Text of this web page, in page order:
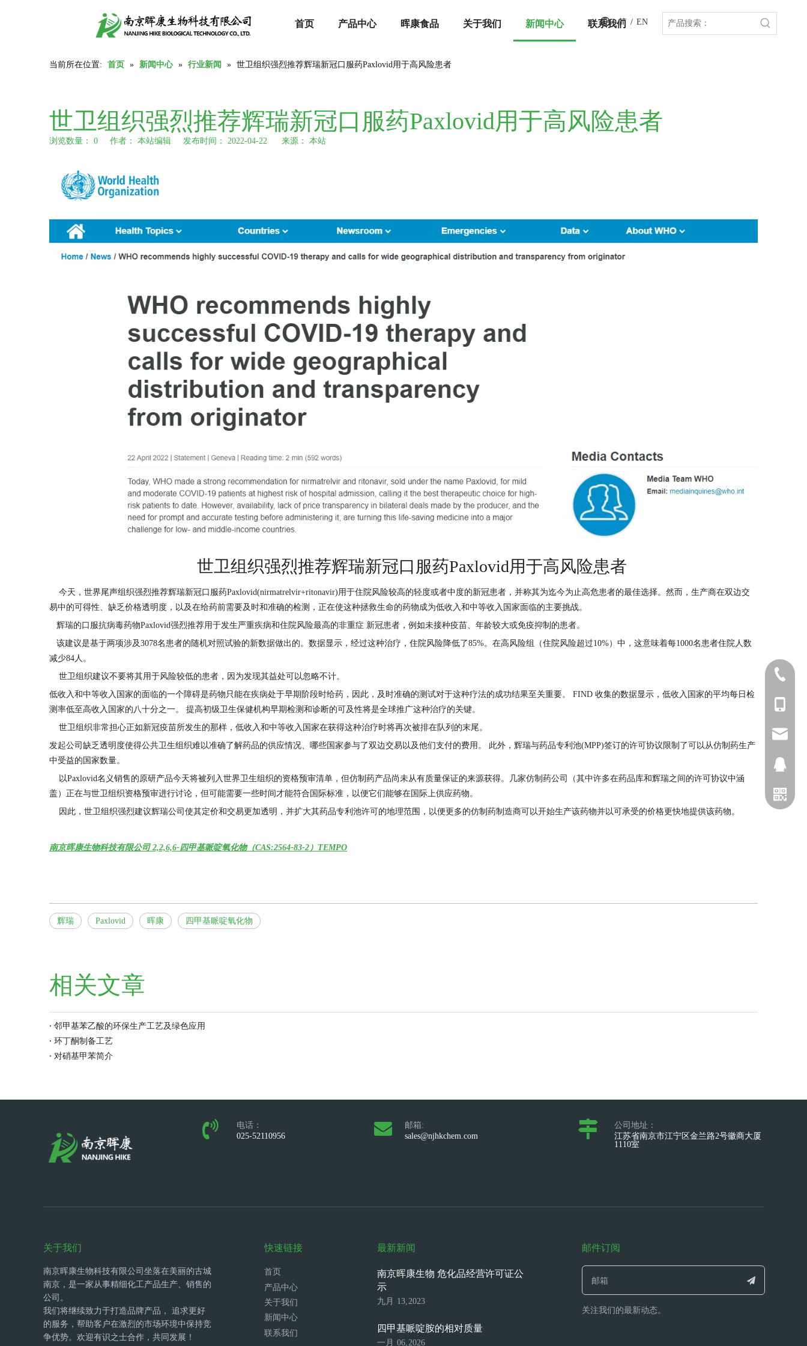
首页 产品中心 晖康食品 关于我们 新闻中心 联系我们
简 / EN
当前所在位置: 首页 » 新闻中心 » 行业新闻 » 世卫组织强烈推荐辉瑞新冠口服药Paxlovid用于高风险患者
世卫组织强烈推荐辉瑞新冠口服药Paxlovid用于高风险患者
浏览数量： 0 作者： 本站编辑 发布时间： 2022-04-22 来源： 本站
世卫组织强烈推荐辉瑞新冠口服药Paxlovid用于高风险患者
今天，世界尾声组织强烈推荐辉瑞新冠口服药Paxlovid(nirmatrelvir+ritonavir)用于住院风险较高的轻度或者中度的新冠患者，并称其为迄今为止高危患者的最佳选择。然而，生产商在双边交
易中的可得性、缺乏价格透明度，以及在给药前需要及时和准确的检测，正在使这种拯救生命的药物成为低收入和中等收入国家面临的主要挑战。
辉瑞的口服抗病毒药物Paxlovid强烈推荐用于发生严重疾病和住院风险最高的非重症 新冠患者，例如未接种疫苗、年龄较大或免疫抑制的患者。
该建议是基于两项涉及3078名患者的随机对照试验的新数据做出的。数据显示，经过这种治疗，住院风险降低了85%。在高风险组（住院风险超过10%）中，这意味着每1000名患者住院人数
减少84人。
世卫组织建议不要将其用于风险较低的患者，因为发现其益处可以忽略不计。
低收入和中等收入国家的面临的一个障碍是药物只能在疾病处于早期阶段时给药，因此，及时准确的测试对于这种疗法的成功结果至关重要。 FIND 收集的数据显示，低收入国家的平均每日检
测率低至高收入国家的八十分之一。 提高初级卫生保健机构早期检测和诊断的可及性将是全球推广这种治疗的关键。
世卫组织非常担心正如新冠疫苗所发生的那样，低收入和中等收入国家在获得这种治疗时将再次被排在队列的末尾。
发起公司缺乏透明度使得公共卫生组织难以准确了解药品的供应情况、哪些国家参与了双边交易以及他们支付的费用。 此外，辉瑞与药品专利池(MPP)签订的许可协议限制了可以从仿制药生产
中受益的国家数量。
以Paxlovid名义销售的原研产品今天将被列入世界卫生组织的资格预审清单，但仿制药产品尚未从有质量保证的来源获得。几家仿制药公司（其中许多在药品库和辉瑞之间的许可协议中涵
盖）正在与世卫组织资格预审进行讨论，但可能需要一些时间才能符合国际标准，以便它们能够在国际上供应药物。
因此，世卫组织强烈建议辉瑞公司使其定价和交易更加透明，并扩大其药品专利池许可的地理范围，以便更多的仿制药制造商可以开始生产该药物并以可承受的价格更快地提供该药物。
南京晖康生物科技有限公司 2,2,6,6-四甲基哌啶氧化物（CAS:2564-83-2）TEMPO
辉瑞 Paxlovid 晖康 四甲基哌啶氧化物
相关文章
邻甲基苯乙酸的环保生产工艺及绿色应用
环丁酮制备工艺
对硝基甲苯简介
电话：
025-52110956
邮箱:
sales@njhkchem.com
公司地址：
江苏省南京市江宁区金兰路2号徽商大厦
1110室
关于我们
南京晖康生物科技有限公司坐落在美丽的古城
南京，是一家从事精细化工产品生产、销售的
公司。
我们将继续致力于打造品牌产品， 追求更好
的服务，帮助客户在激烈的市场环境中保持竞
争优势。欢迎有识之士合作，共同发展！
快速链接
首页
产品中心
关于我们
新闻中心
联系我们
最新新闻
南京晖康生物 危化品经营许可证公
示
九月 13,2023
四甲基哌啶胺的相对质量
一月 06,2026
邮件订阅
关注我们的最新动态。
025-